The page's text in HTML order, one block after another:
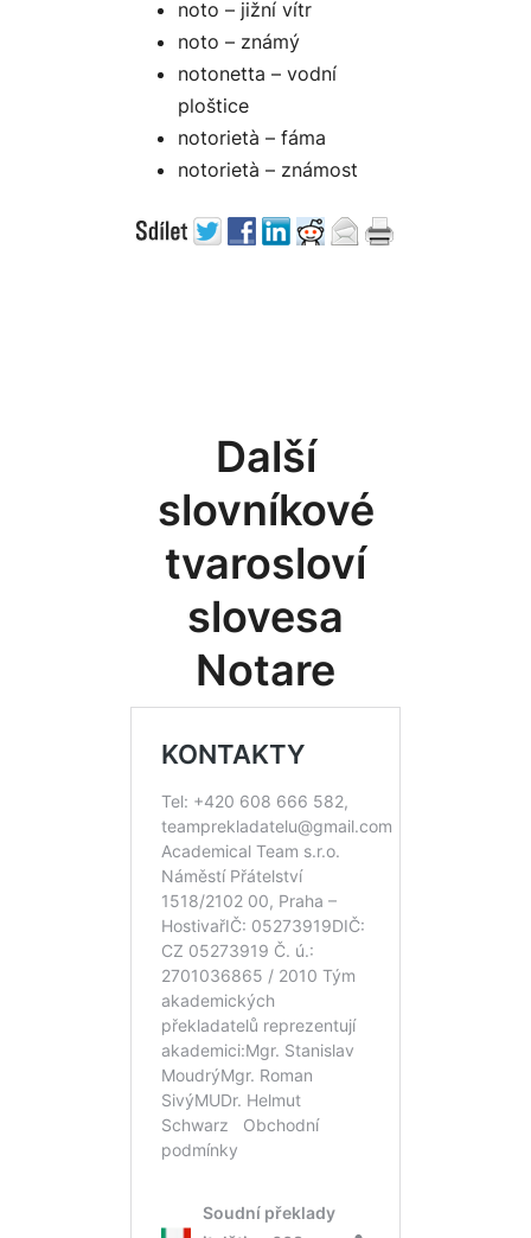
noto – jižní vítr
noto – známý
notonetta – vodní
ploštice
notorietà – fáma
notorietà – známost
Další
slovníkové
tvarosloví
slovesa
Notare